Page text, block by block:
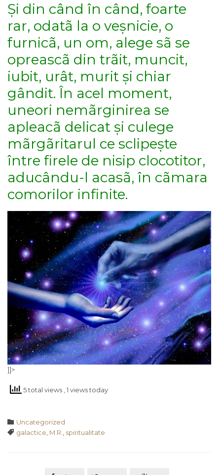
Și din când în când, foarte
rar, odatã la o veșnicie, o
furnicã, un om, alege sã se
opreascã din trãit, muncit,
iubit, urât, murit și chiar
gândit. În acel moment,
uneori nemãrginirea se
apleacã delicat și culege
mãrgãritarul ce sclipește
între firele de nisip clocotitor,
aducându-l acasã, în cãmara
comorilor infinite.
]]>
5 total views , 1 views today
 Category
Uncategorized
 Tags
galactice M.R. spiritualitate